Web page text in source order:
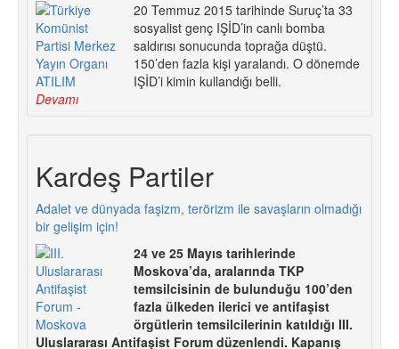
20 Temmuz 2015 tarihinde Suruç’ta 33
sosyalist genç IŞİD’in canlı bomba
saldırısı sonucunda toprağa düştü.
150’den fazla kişi yaralandı. O dönemde
IŞİD’i kimin kullandığı belli.
Devamı
Kardeş Partiler
Adalet ve dünyada faşizm, terörizm ile savaşların olmadığı
bir gelişim için!
24 ve 25 Mayıs tarihlerinde
Moskova’da, aralarında TKP
temsilcisinin de bulunduğu 100’den
fazla ülkeden ilerici ve antifaşist
örgütlerin temsilcilerinin katıldığı III.
Uluslararası Antifaşist Forum düzenlendi. Kapanış